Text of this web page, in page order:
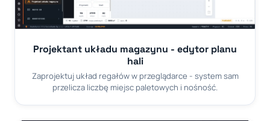
Projektant układu magazynu - edytor planu
hali
Zaprojektuj układ regałów w przeglądarce - system sam
przelicza liczbę miejsc paletowych i nośność.